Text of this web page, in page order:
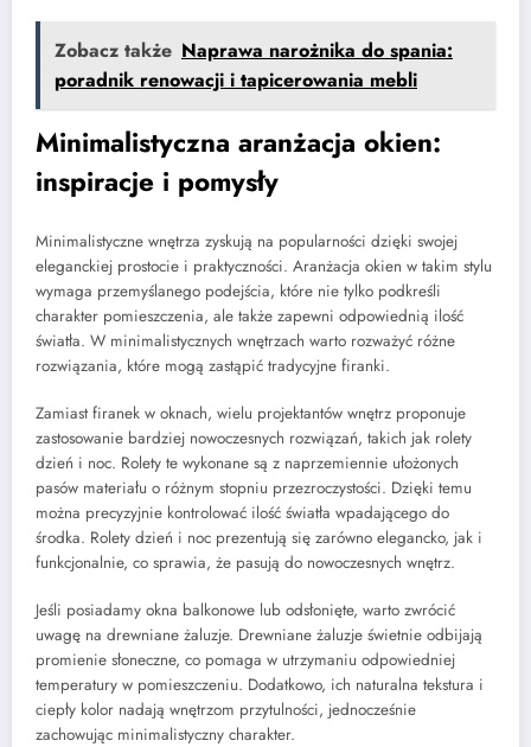
Zobacz także Naprawa narożnika do spania:
poradnik renowacji i tapicerowania mebli
Minimalistyczna aranżacja okien:
inspiracje i pomysły
Minimalistyczne wnętrza zyskują na popularności dzięki swojej
eleganckiej prostocie i praktyczności. Aranżacja okien w takim stylu
wymaga przemyślanego podejścia, które nie tylko podkreśli
charakter pomieszczenia, ale także zapewni odpowiednią ilość
światła. W minimalistycznych wnętrzach warto rozważyć różne
rozwiązania, które mogą zastąpić tradycyjne firanki.
Zamiast firanek w oknach, wielu projektantów wnętrz proponuje
zastosowanie bardziej nowoczesnych rozwiązań, takich jak rolety
dzień i noc. Rolety te wykonane są z naprzemiennie ułożonych
pasów materiału o różnym stopniu przezroczystości. Dzięki temu
można precyzyjnie kontrolować ilość światła wpadającego do
środka. Rolety dzień i noc prezentują się zarówno elegancko, jak i
funkcjonalnie, co sprawia, że pasują do nowoczesnych wnętrz.
Jeśli posiadamy okna balkonowe lub odsłonięte, warto zwrócić
uwagę na drewniane żaluzje. Drewniane żaluzje świetnie odbijają
promienie słoneczne, co pomaga w utrzymaniu odpowiedniej
temperatury w pomieszczeniu. Dodatkowo, ich naturalna tekstura i
ciepły kolor nadają wnętrzom przytulności, jednocześnie
zachowując minimalistyczny charakter.